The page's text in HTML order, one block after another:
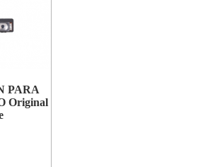
PARA
Original